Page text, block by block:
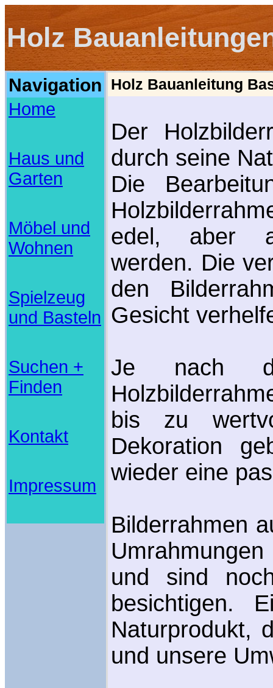
Holz
Navigation
Home
Haus und
Garten
Möbel und
Wohnen
Spielzeug
und Basteln
Suchen +
Finden
Kontakt
Impressum
Holz Bauanleitung
Der
durch seine
Die
edel, aber
werden. Die
den
Gesicht
Je nach
bis zu
Dekoration
wieder eine
Bilderrahmen
und sind
besichtigen.
Naturprodukt,
und unsere